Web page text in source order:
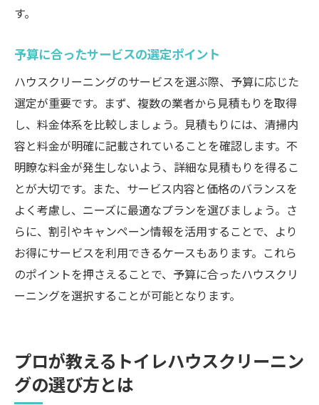
サービスを利用する際の注意点
定期サービスのメリットとデメリット
プロに頼むときの価格交渉のコツ
クリーニング後のトイレを長持ちさせる方
法
サービスを選ぶ際の契約条件の理解
す。
予算に合ったサービスの選定ポイント
ハウスクリーニングのサービスを選ぶ際、予算に応じた
選定が重要です。まず、複数の業者から見積もりを取得
し、料金体系を比較しましょう。見積もりには、清掃内
容と料金が明確に記載されていることを確認します。不
明瞭な料金が発生しないよう、詳細な見積もりを得るこ
とが大切です。また、サービス内容と価格のバランスを
よく考慮し、ニーズに最適なプランを選びましょう。さ
らに、割引やキャンペーン情報を活用することで、より
お得にサービスを利用できるケースもあります。これら
のポイントを押さえることで、予算に合ったハウスクリ
ーニングを選択することが可能となります。
プロが教えるトイレハウスクリーニン
グの選び方とは